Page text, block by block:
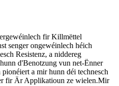
fir Killmëttel
senger ongewéinlech héich
Resistenz, a niddereg
d'Benotzung vun net-Ënner
a mir hunn déi technesch
fir Är Applikatioun ze wielen.Mir